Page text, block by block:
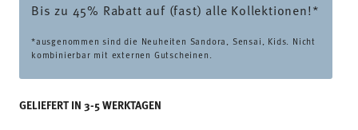
Bis zu 45% Rabatt auf (fast) alle Kollektionen!*
*ausgenommen sind die Neuheiten Sandora, Sensai, Kids. Nicht
kombinierbar mit externen Gutscheinen.
GELIEFERT IN 3-5 WERKTAGEN